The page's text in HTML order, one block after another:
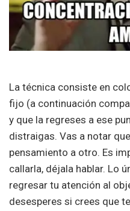
La técnica consiste en
fijo (a continuación
y que la regreses a ese
distraigas. Vas a notar
pensamiento a otro. Es
callarla, déjala hablar. Lo
regresar tu atención al
desesperes si crees que